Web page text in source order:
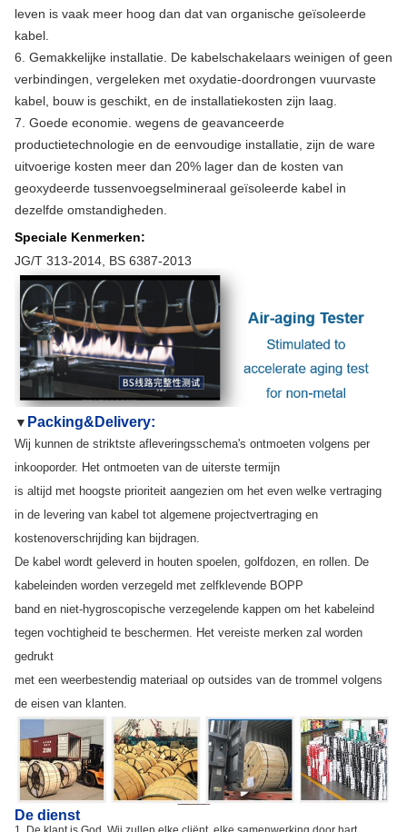
leven is vaak meer hoog dan dat van organische geïsoleerde
kabel.
6. Gemakkelijke installatie. De kabelschakelaars weinigen of geen
verbindingen, vergeleken met oxydatie-doordrongen vuurvaste
kabel, bouw is geschikt, en de installatiekosten zijn laag.
7. Goede economie. wegens de geavanceerde
productietechnologie en de eenvoudige installatie, zijn de ware
uitvoerige kosten meer dan 20% lager dan de kosten van
geoxydeerde tussenvoegselmineraal geïsoleerde kabel in
dezelfde omstandigheden.
Speciale Kenmerken:
JG/T 313-2014, BS 6387-2013
▼ Packing&Delivery:
Wij kunnen de striktste afleveringsschema's ontmoeten volgens per
inkooporder. Het ontmoeten van de uiterste termijn
is altijd met hoogste prioriteit aangezien om het even welke vertraging
in de levering van kabel tot algemene projectvertraging en
kostenoverschrijding kan bijdragen.
De kabel wordt geleverd in houten spoelen, golfdozen, en rollen. De
kabeleinden worden verzegeld met zelfklevende BOPP
band en niet-hygroscopische verzegelende kappen om het kabeleind
tegen vochtigheid te beschermen. Het vereiste merken zal worden
gedrukt
met een weerbestendig materiaal op outsides van de trommel volgens
de eisen van klanten.
De dienst